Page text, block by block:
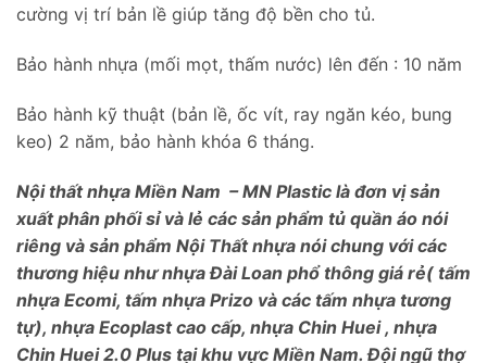
cường vị trí bản lề giúp tăng độ bền cho tủ.
Bảo hành nhựa (mối mọt, thấm nước) lên đến : 10 năm
Bảo hành kỹ thuật (bản lề, ốc vít, ray ngăn kéo, bung
keo) 2 năm, bảo hành khóa 6 tháng.
Nội thất nhựa Miền Nam – MN Plastic là đơn vị sản
xuất phân phối sỉ và lẻ các sản phẩm tủ quần áo nói
riêng và sản phẩm Nội Thất nhựa nói chung với các
thương hiệu như nhựa Đài Loan phổ thông giá rẻ( tấm
nhựa Ecomi, tấm nhựa Prizo và các tấm nhựa tương
tự), nhựa Ecoplast cao cấp, nhựa Chin Huei , nhựa
Chin Huei 2.0 Plus tại khu vực Miền Nam. Đội ngũ thợ